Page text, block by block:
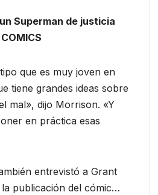
Superman de justicia
que es muy joven en
tiene grandes ideas sobre
mal», dijo Morrison. «Y
en práctica esas
entrevistó a Grant
publicación del cómic…